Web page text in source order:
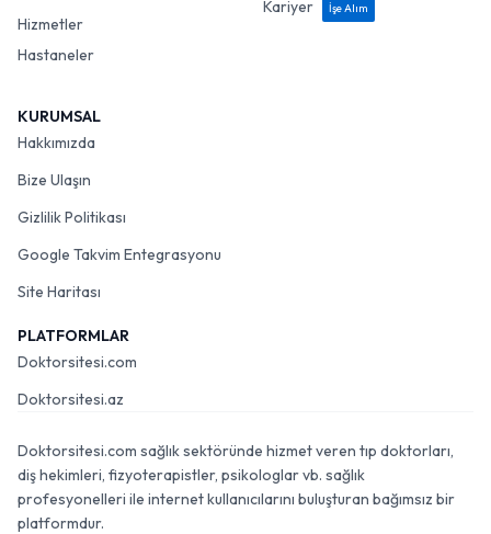
Hizmetler
Hastaneler
Kariyer
İşe Alım
KURUMSAL
Hakkımızda
Bize Ulaşın
Gizlilik Politikası
Google Takvim Entegrasyonu
Site Haritası
PLATFORMLAR
Doktorsitesi.com
Doktorsitesi.az
Doktorsitesi.com sağlık sektöründe hizmet veren tıp doktorları,
diş hekimleri, fizyoterapistler, psikologlar vb. sağlık
profesyonelleri ile internet kullanıcılarını buluşturan bağımsız bir
platformdur.